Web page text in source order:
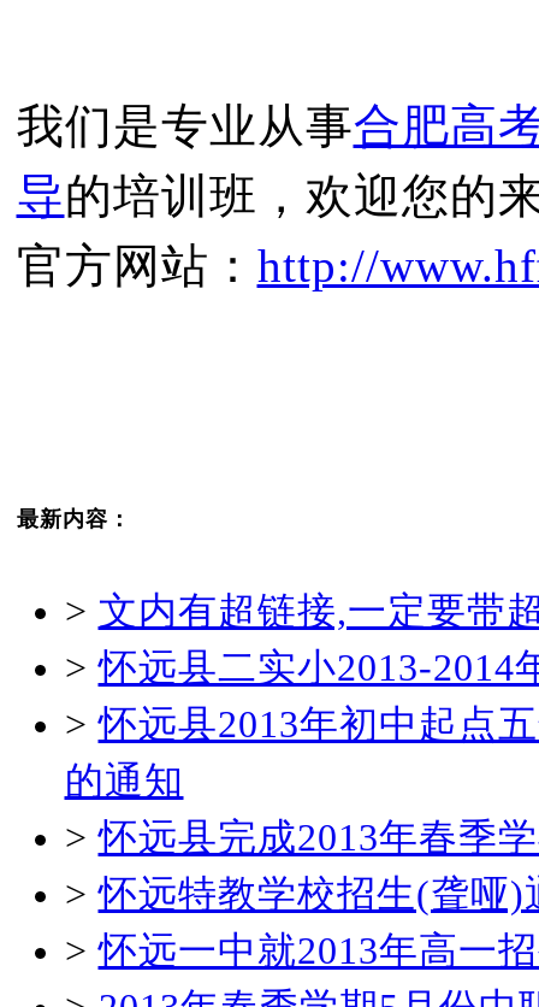
我们是专业从事合肥高
导的培训班，欢迎您的
官方网站： http://
最新内容：
> 文内有超链接,一定要带
>怀远县二实小2013-2014
>怀远县2013年初中起点
的通知
>怀远县完成2013年春季
>怀远特教学校招生(聋哑)
>怀远一中就2013年高一